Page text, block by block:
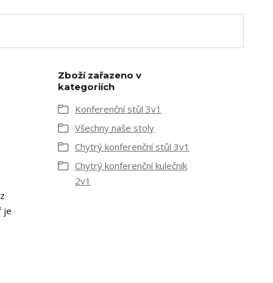
je
Zboží zařazeno v
kategoriích
Konferenční stůl 3v1
Všechny naše stoly
Chytrý konferenční stůl 3v1
Chytrý konferenční kulečník
2v1